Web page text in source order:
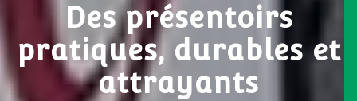
Des présentoirs
pratiques, durables et
attrayants